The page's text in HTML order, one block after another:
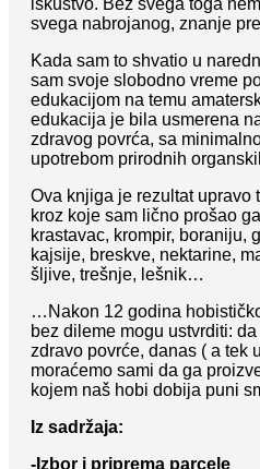
svega nabrojanog, znanje
Kada sam to shvatio u
sam svoje slobodno vreme
edukacijom na temu
edukacija je bila usmerena
zdravog povrća, sa
upotrebom prirodnih
Ova knjiga je rezultat upravo
kroz koje sam lično prošao
krastavac, krompir, boraniju,
kajsije, breskve, nektarine,
šljive, trešnje, lešnik…
…Nakon 12 godina
bez dileme mogu ustvrditi:
zdravo povrće, danas ( a tek
moraćemo sami da ga
kojem naš hobi dobija puni
Iz sadržaja:
-Izbor i priprema parcele